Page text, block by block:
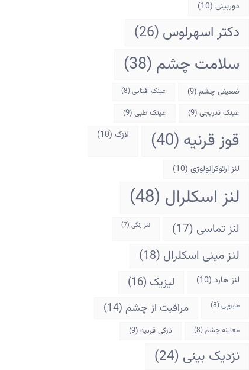
دوربینی (10)
دکتر اسهرلوس (26)
سلامت چشم (38)
ضعیفی چشم (9) عینک آفتابی(8)
عینک تدریجی (9) عینک طبی (9)
قوز قرنیه (40) لازک (10)
لنز ارتوکراتولوژی (10)
لنز اسکلرال (48)
لنز تماسی (17) لنز رنگی (7)
لنز مینی اسکلرال (18)
لنز هارد (10) لیزیک (16)
مایوپی(8) مراقبت از چشم (14)
معاینه چشم(8) نازکی قرنیه (9)
نزدیک بینی (24)